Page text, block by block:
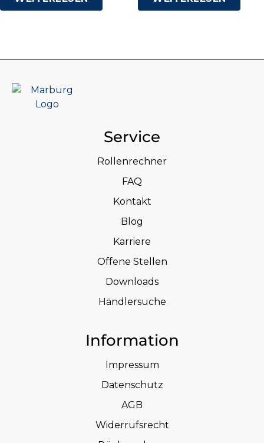
Service
Rollenrechner
FAQ
Kontakt
Blog
Karriere
Offene Stellen
Downloads
Händlersuche
Information
Impressum
Datenschutz
AGB
Widerrufsrecht